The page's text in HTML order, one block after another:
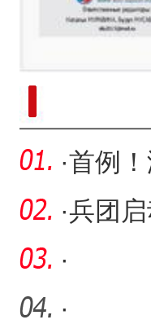
·首例
医院成
脉
·兵团
务进万
·
·